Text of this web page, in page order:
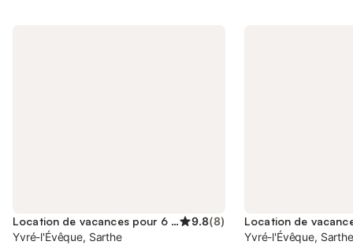
Location de vacances pour 6 personnes 9.8(8)
Yvré-l'Évêque, Sarthe
Yvré-l'Évêque, Sarthe